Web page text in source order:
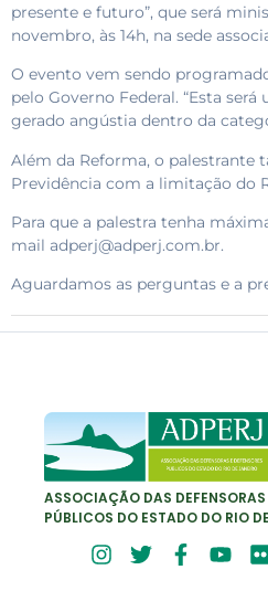
presente e futuro”, que será
novembro, às 14h, na sede
O evento vem sendo
pelo Governo Federal. “Esta
gerado angústia dentro da
Além da Reforma, o palestrante
Previdência com a limitação do
Para que a palestra tenha
mail adperj@adperj.com.br.
Aguardamos as perguntas e a
ASSOCIAÇÃO DAS DEFENSORAS
PÚBLICOS DO ESTADO DO RIO